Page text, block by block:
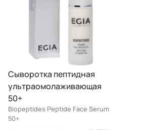
Сыворотка пептидная
ультраомолаживающая
50+
Biopeptides Peptide Face Serum
50+